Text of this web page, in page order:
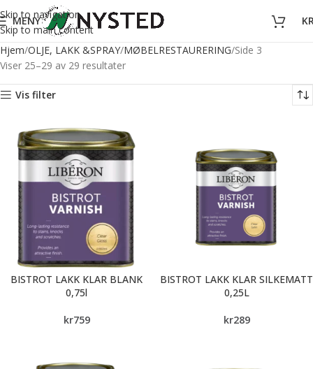
Skip to navigation
Skip to main content
MENY
Hjem OLJE, LAKK &SPRAY MØBELRESTAURERING Side 3
Viser 25–29 av 29 resultater
Vis filter
BISTROT LAKK KLAR BLANK
0,75l
kr759
BISTROT LAKK KLAR SILKEMATT
0,25L
kr289